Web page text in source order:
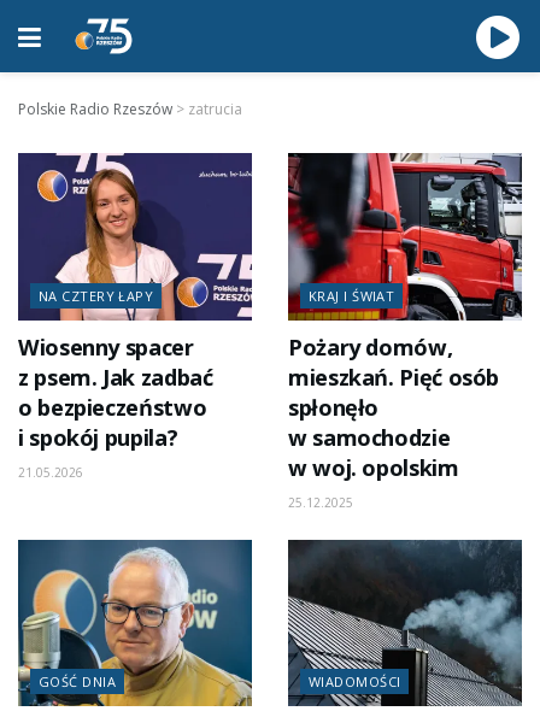
Polskie Radio Rzeszów > zatrucia
NA CZTERY ŁAPY
Wiosenny spacer
z psem. Jak zadbać
o bezpieczeństwo
i spokój pupila?
21.05.2026
KRAJ I ŚWIAT
Pożary domów,
mieszkań. Pięć osób
spłonęło
w samochodzie
w woj. opolskim
25.12.2025
GOŚĆ DNIA WIADOMOŚCI